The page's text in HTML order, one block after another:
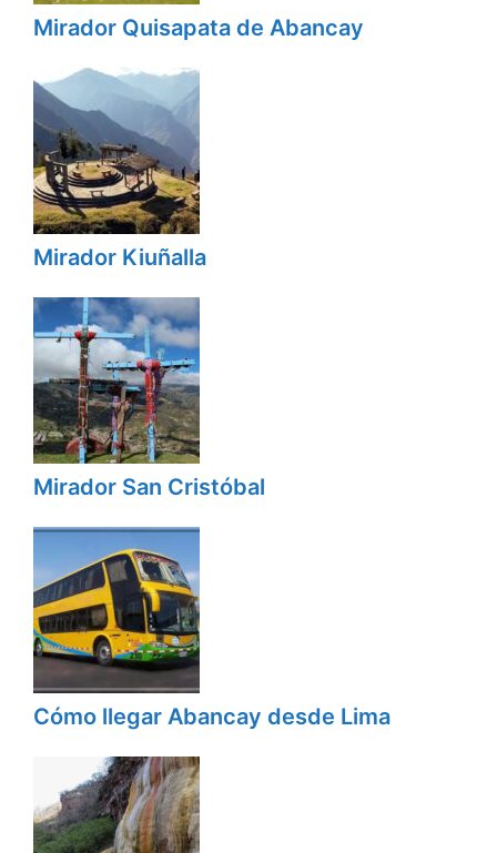
Mirador Quisapata de Abancay
Mirador Kiuñalla
Mirador San Cristóbal
Cómo llegar Abancay desde Lima